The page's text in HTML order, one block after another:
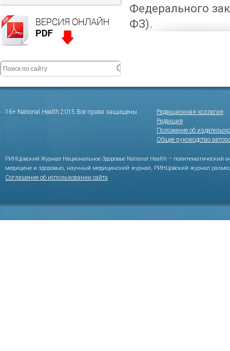
Федерального
ФЗ).
16+ National Health 2015 Все права защищены.
Редакционная коллегия
Редакция
Положение об
Общее руководство
РИНЦовский Журнал Национальное Здоровье National Health –
медицине и здоровью, научный медицинский журнал, РИНЦовский журнал
Соглашение об использовании сайта